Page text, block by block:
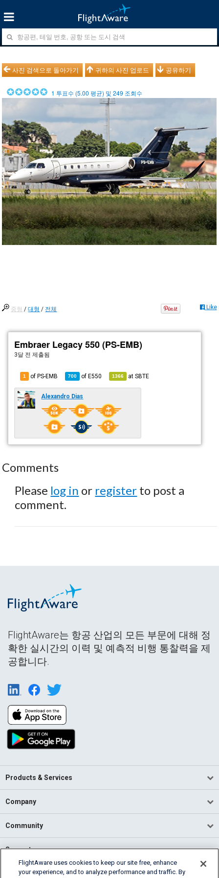
사진 검색으로 돌아가기 귀하의 사진 업로드 공유하기
1 투표수 (5.00 평균) 및249 조회수
중형 /대형 / 전체 Like
Embraer Legacy 550 (PS-EMB)
3달 전 제출됨
1 of PS-EMB 700 ofE550 1366 atSBTE
Alexandro Dias
Comments
Please log in or register to post a
comment.
FlightAware는 항공 산업의 모든 부문에 대해 정
확한 실시간의 이력 및 예측적 비행 통찰력을 제
공합니다.
Products & Services
Company
Community
Support
English (USA)
FlightAware uses cookies to keep our site free, enhance
your experience, and to analyze performance and traffic. By